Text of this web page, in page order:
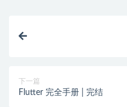
下一篇
Flutter 完全手册 | 完结